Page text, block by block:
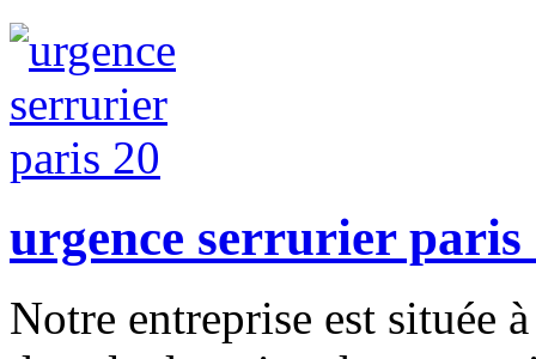
urgence serrurier paris
Notre entreprise est située